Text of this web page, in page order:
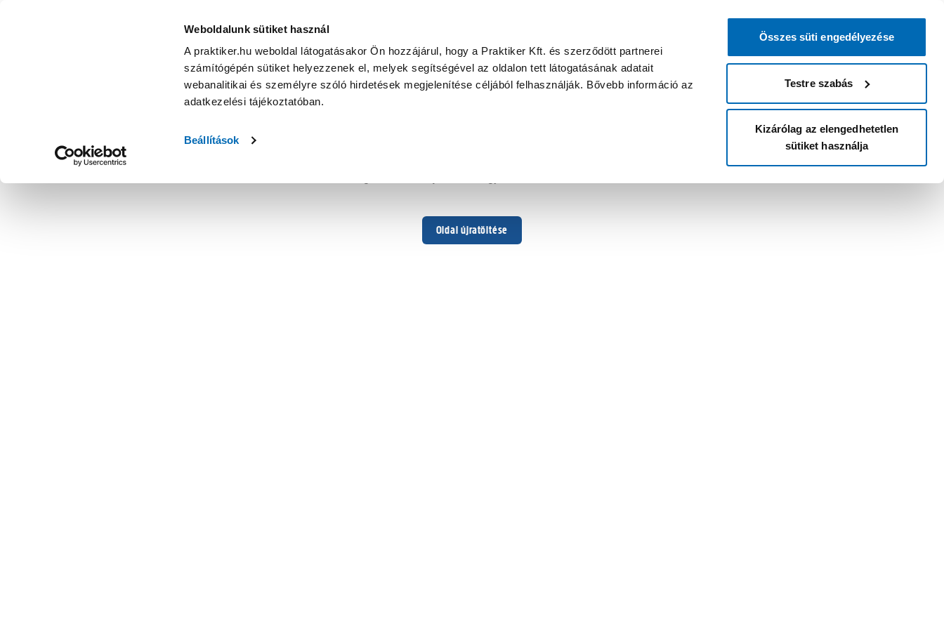
Weboldalunk sütiket használ
A praktiker.hu weboldal látogatásakor Ön hozzájárul, hogy a Praktiker Kft. és szerződött partnerei
számítógépén sütiket helyezzenek el, melyek segítségével az oldalon tett látogatásának adatait
webanalitikai és személyre szóló hirdetések megjelenítése céljából felhasználják. Bővebb információ az
adatkezelési tájékoztatóban.
Beállítások
Összes süti engedélyezése
Testre szabás
Kizárólag az elengedhetetlen
sütiket használja
Oldal újratöltése